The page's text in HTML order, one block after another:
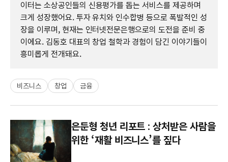
이터는 소상공인들의 신용평가를 돕는 서비스를 제공하며
크게 성장했어요. 투자 유치와 인수합병 등으로 폭발적인 성
장을 이루며, 현재는 인터넷전문은행으로의 도전을 준비 중
이에요. 김동호 대표의 창업 철학과 경험이 담긴 이야기들이
흥미롭게 전개돼요.
비즈니스 창업 금융
은둔형 청년 리포트 : 상처받은 사람을
위한 ‘재활 비즈니스’를 짚다